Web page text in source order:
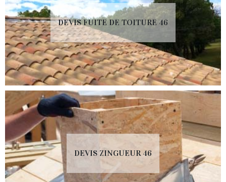
DEVIS FUITE DE TOITURE 46
DEVIS ZINGUEUR 46